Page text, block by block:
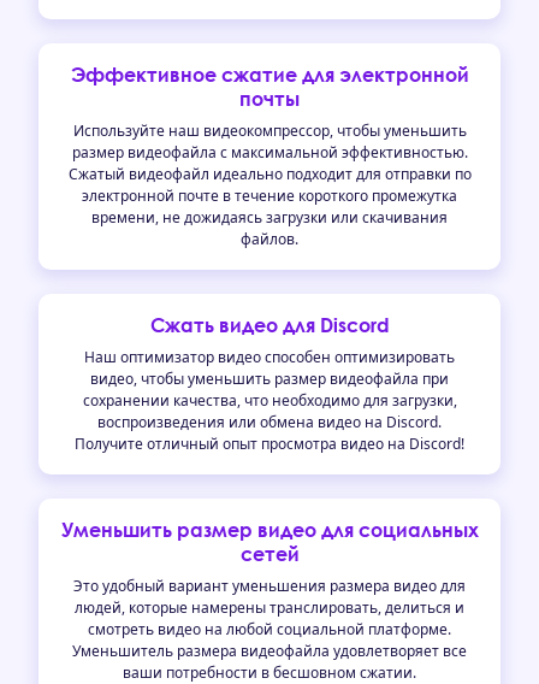
Эффективное сжатие для электронной
почты
Используйте наш видеокомпрессор, чтобы уменьшить
размер видеофайла с максимальной эффективностью.
Сжатый видеофайл идеально подходит для отправки по
электронной почте в течение короткого промежутка
времени, не дожидаясь загрузки или скачивания
файлов.
Сжать видео для Discord
Наш оптимизатор видео способен оптимизировать
видео, чтобы уменьшить размер видеофайла при
сохранении качества, что необходимо для загрузки,
воспроизведения или обмена видео на Discord.
Получите отличный опыт просмотра видео на Discord!
Уменьшить размер видео для социальных
сетей
Это удобный вариант уменьшения размера видео для
людей, которые намерены транслировать, делиться и
смотреть видео на любой социальной платформе.
Уменьшитель размера видеофайла удовлетворяет все
ваши потребности в бесшовном сжатии.